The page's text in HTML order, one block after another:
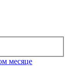
месяце